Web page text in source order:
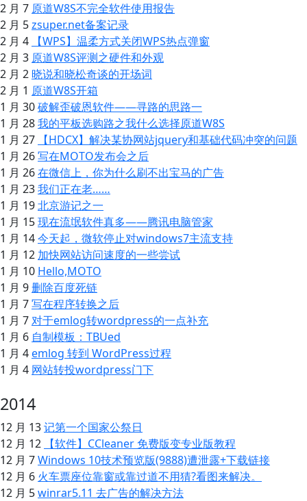
2 月 7 原道W8S不完全软件使用报告
2 月 5zsuper.net备案记录
2 月 4
【WPS】温柔方式关闭WPS热点弹窗
2 月 3 原道W8S评测之硬件和外观
2 月 2 晓说和晓松奇谈的开场词
2 月 1 原道W8S开箱
1 月 30破解歪破恩软件——寻路的思路一
1 月 28我的平板选购路之我什么选择原道W8S
1 月 27
【HDCX】解决某协网站jquery和基础代码冲突的问题
1 月 26写在MOTO发布会之后
1 月 26在微信上，你为什么刷不出宝马的广告
1 月 23我们正在老……
1 月 19北京游记之一
1 月 15现在流氓软件真多——腾讯电脑管家
1 月 14今天起，微软停止对windows7主流支持
1 月 12 加快网站访问速度的一些尝试
1 月 10 Hello,MOTO
1 月 9删除百度死链
1 月 7写在程序转换之后
1 月 7对于emlog转wordpress的一点补充
1 月 6 自制模板：TBUed
1 月 4emlog 转到 WordPress过程
1 月 4 网站转投wordpress门下
2014
12 月 13记第一个国家公祭日
12 月 12
【软件】CCleaner 免费版变专业版教程
12 月 7Windows 10技术预览版(9888)遭泄露+下载链接
12 月 6 火车票座位靠窗或靠过道不用猜?看图来解决。
12 月 5winrar5.11 去广告的解决方法